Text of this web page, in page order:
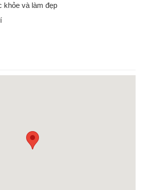
khỏe và làm đẹp